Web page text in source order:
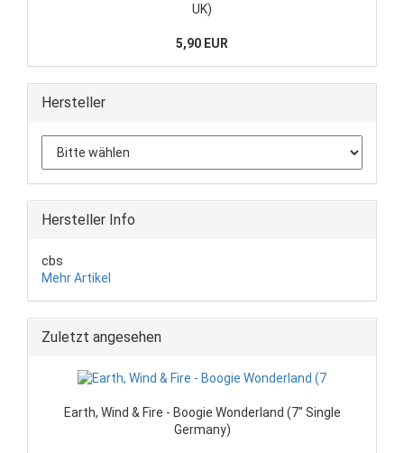
UK)
5,90 EUR
Hersteller
Hersteller Info
cbs
Mehr Artikel
Zuletzt angesehen
Earth, Wind & Fire - Boogie Wonderland (7" Single
Germany)